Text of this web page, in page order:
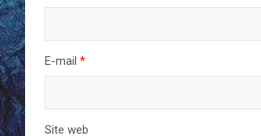
E-mail *
Site web